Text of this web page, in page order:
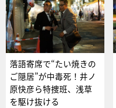
落語寄席で“たい焼きの
ご隠居”が中毒死！井ノ
原快彦ら特捜班、浅草
を駆け抜ける